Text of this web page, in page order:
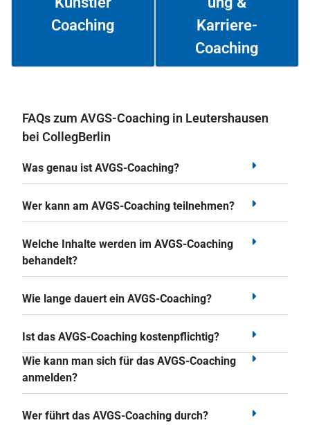
Coaching
Weiterlesen
Karriere-
Coaching
Weiterlesen
FAQs zum AVGS-Coaching in Leutershausen
bei CollegBerlin
Was genau ist AVGS-Coaching?
Wer kann am AVGS-Coaching teilnehmen?
Welche Inhalte werden im AVGS-Coaching
behandelt?
Wie lange dauert ein AVGS-Coaching?
Ist das AVGS-Coaching kostenpflichtig?
Wie kann man sich für das AVGS-Coaching
anmelden?
Wer führt das AVGS-Coaching durch?